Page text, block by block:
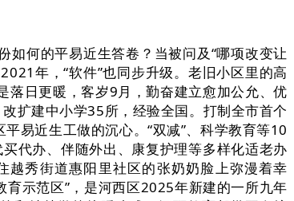
何的平易近生答卷？当被问及“哪项改变让
年，“软件”也同步升级。老旧小区里的高
落日更暖，客岁9月，勤奋建立愈加公允、优
扩建中小学35所，经验全国。打制全市首个
易近生工做的沉心。“双减”、科学教育等10
代办、伴随外出、康复护理等多样化适老办
越秀街道惠阳里社区的张奶奶脸上弥漫着幸
育示范区”，是河西区2025年新建的一所九年